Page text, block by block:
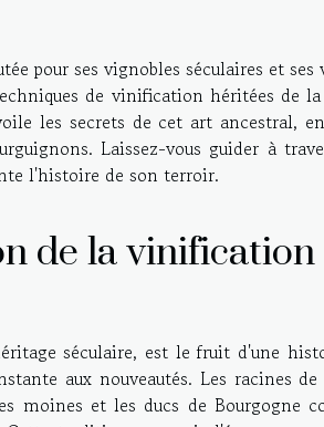
pour ses vignobles séculaires et
de vinification héritées de
les secrets de cet art ancestral,
Laissez-vous guider à
l'histoire de son terroir.
de la vinification
séculaire, est le fruit d'une
aux nouveautés. Les racines
moines et les ducs de Bourgogne